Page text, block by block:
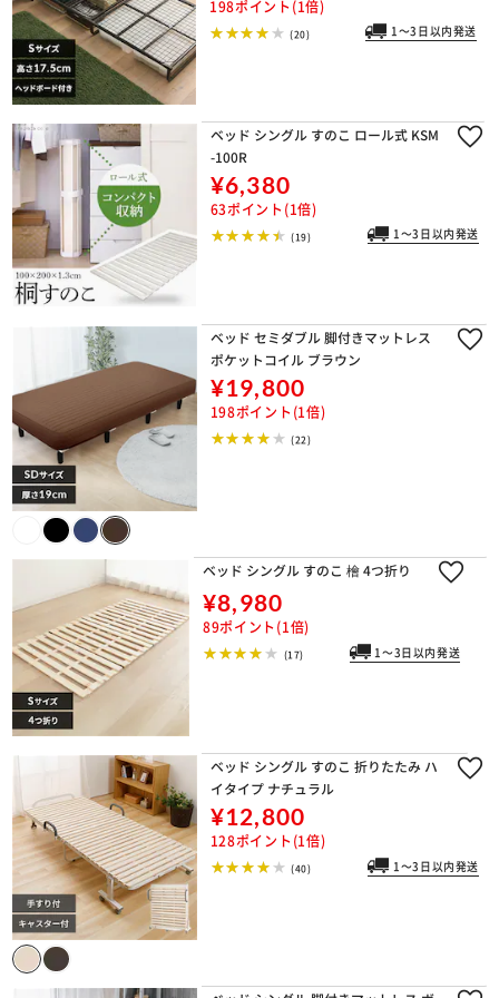
198ポイント(1倍)
(20) 1～3日以内発送
ベッド シングル すのこ ロール式 KSM
-100R
¥6,380
63ポイント(1倍)
(19) 1～3日以内発送
ベッド セミダブル 脚付きマットレス
ポケットコイル ブラウン
¥19,800
198ポイント(1倍)
(22)
ベッド シングル すのこ 檜 4つ折り
¥8,980
89ポイント(1倍)
(17) 1～3日以内発送
ベッド シングル すのこ 折りたたみ ハ
イタイプ ナチュラル
¥12,800
128ポイント(1倍)
(40) 1～3日以内発送